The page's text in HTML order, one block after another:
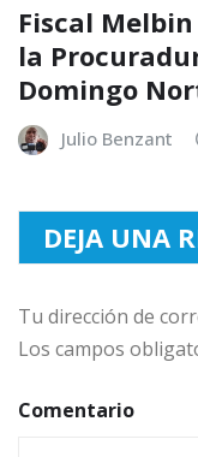
Fiscal
la
Domingo
Julio Benzant
DEJA UNA
Tu dirección de
Los campos
Comentario